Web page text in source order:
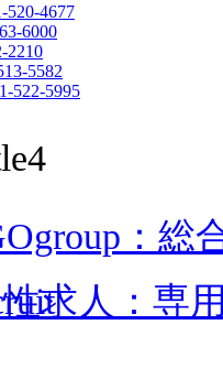
520-4677
6000
2210
5582
522-5995
：総
求人：専